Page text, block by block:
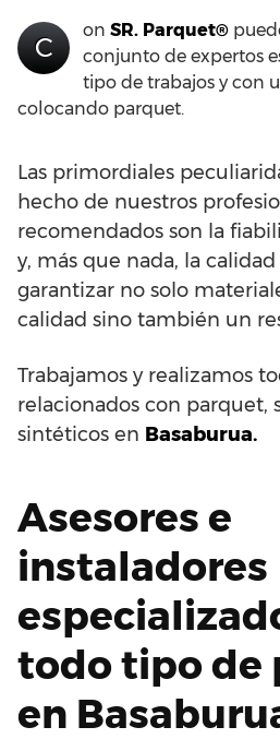
C
on SR. Parquet®
conjunto de expertos
tipo de trabajos y con
colocando parquet.
Las primordiales
hecho de nuestros
recomendados son la
y, más que nada, la
garantizar no solo
calidad sino también un
Trabajamos y realizamos
relacionados con parquet,
sintéticos en Basaburua.
Asesores e
instaladores
todo tipo de
en